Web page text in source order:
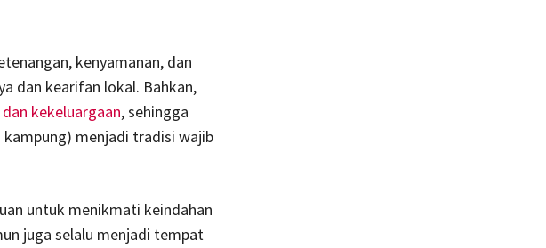
kenyamanan, dan
dan kearifan lokal. Bahkan,
kekeluargaan, sehingga
menjadi tradisi wajib
untuk menikmati keindahan
juga selalu menjadi tempat